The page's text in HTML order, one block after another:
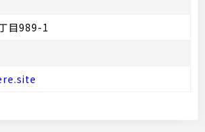
目989-1